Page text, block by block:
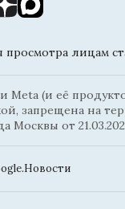
лицам
Meta (и её
запрещена на
Москвы от